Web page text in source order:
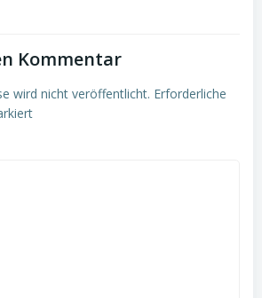
Kommentar
wird nicht veröffentlicht. Erforderliche